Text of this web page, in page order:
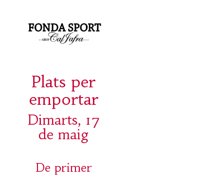
Plats per
emportar
Dimarts, 17
de maig
De primer